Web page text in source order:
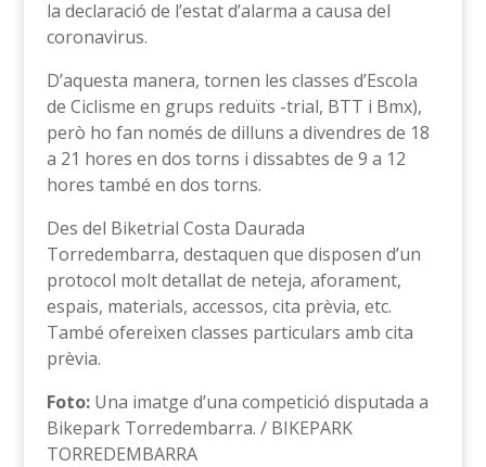
la declaració de l’estat d’alarma a causa del
coronavirus.
D’aquesta manera, tornen les classes d’Escola
de Ciclisme en grups reduïts -trial, BTT i Bmx),
però ho fan només de dilluns a divendres de 18
a 21 hores en dos torns i dissabtes de 9 a 12
hores també en dos torns.
Des del Biketrial Costa Daurada
Torredembarra, destaquen que disposen d’un
protocol molt detallat de neteja, aforament,
espais, materials, accessos, cita prèvia, etc.
També ofereixen classes particulars amb cita
prèvia.
Foto:Una imatge d’una competició disputada a
Bikepark Torredembarra. / BIKEPARK
TORREDEMBARRA